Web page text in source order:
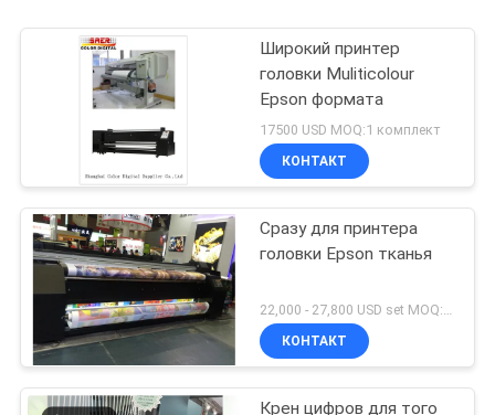
Широкий принтер
головки Muliticolour
Epson формата
17500 USD MOQ:1 комплект
КОНТАКТ
Сразу для принтера
головки Epson тканья
КОНТАКТ
Крен цифров для того